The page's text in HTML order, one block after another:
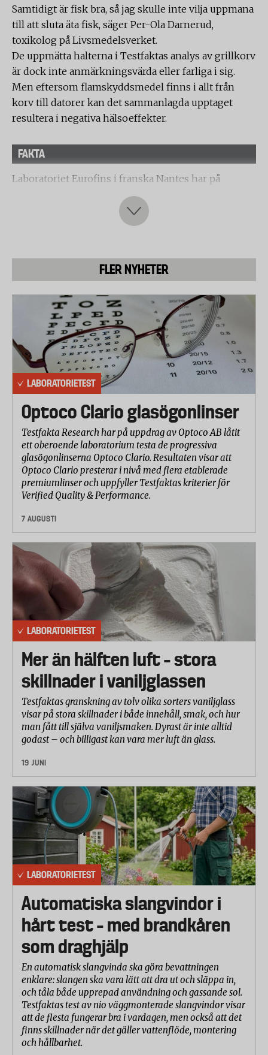
Samtidigt är fisk bra, så jag skulle inte vilja uppmana
till att sluta äta fisk, säger Per-Ola Darnerud,
toxikolog på Livsmedelsverket.
De uppmätta halterna i Testfaktas analys av grillkorv
är dock inte anmärkningsvärda eller farliga i sig.
Men eftersom flamskyddsmedel finns i allt från
korv till datorer kan det sammanlagda upptaget
resultera i negativa hälsoeffekter.
FAKTA
Laboratoriet Eurofins i franska Nantes har på
Testfaktas uppdrag analyserat innehållet i åtta olika
Scan Hot Dog
Hemköp
Enebacken (Lidl)
Lithells
Eldorado
Euroshopper
Syftet med analysen är att visa på skillnader i
näringsvärde, salthalt, bakterieförekomst och
eventuella spårämnen av flamskyddsmedel.
amtliga korvar köptes in i Stockholmsregionen
av varje sort med två olika "bäst-före-datum"
undersöktes. Två paket genomgick en
mikrobiologisk analys medan näringsvärden och
vatten undersöktes på det tredje.
Energiprocenten anger hur mycket av korvens
energi som kommer från fett, protein och
kolhydrater. Livsmedelsverkets rekommendation är
att högst 30 procent av det dagliga energiintaget ska
komma från fett.
akterieförekomsten mäts i enheten CFU (colony-
forming units) som är ett mått på antalet livskraftiga
bakteriekolonier. Änglamarks korv var den enda i
urvalet som visade på anmärkningsvärt höga
Bromerade flamskyddsmedel används för att
försvåra antändningen i alltifrån textilier till möbler
och datorskärmar. Ämnena är fettlösliga, vilket
innebär att levande organismer kan ta upp dem,
vilket är en av orsakerna till att de finns i livsmedel.
Eftersom de är långlivade kan de också
transporteras långa vägar i luft och därmed påträffas
på ställen långt från spridningskällan. Fem typer av
används mest. Det är pentabromdifenyleter,
oktabromdifenyleter, dekabromdifenyleter,
tetrabrombisfenol och hexabromcyklododekan. I
Testfaktas analys påvisades spår av tetra- och
pentabromdifenyleter i samtliga grillkorvsfabrikat.
Pentabromdifenyleter är klassificerad som
miljöfarligt och hälsoskadligt.
et finns risk för allvarliga hälsoskador vid långvarig
exponering genom hudkontakt och förtäring och
kan skada barn under spädbarnsperioden.
FLER NYHETER
LABORATORIETEST
Optoco Clario glasögonlinser
Testfakta Research har på uppdrag av Optoco AB låtit
ett oberoende laboratorium testa de progressiva
glasögonlinserna Optoco Clario. Resultaten visar att
Optoco Clario presterar i nivå med flera etablerade
premiumlinser och uppfyller Testfaktas kriterier för
Verified Quality & Performance.
7 AUGUSTI
LABORATORIETEST
Mer än hälften luft – stora
skillnader i vaniljglassen
Testfaktas granskning av tolv olika sorters vaniljglass
visar på stora skillnader i både innehåll, smak, och hur
man fått till själva vaniljsmaken. Dyrast är inte alltid
godast – och billigast kan vara mer luft än glass.
19 JUNI
LABORATORIETEST
Automatiska slangvindor i
hårt test – med brandkåren
som draghjälp
En automatisk slangvinda ska göra bevattningen
enklare: slangen ska vara lätt att dra ut och släppa in,
och tåla både upprepad användning och gassande sol.
Testfaktas test av nio väggmonterade slangvindor visar
att de flesta fungerar bra i vardagen, men också att det
finns skillnader när det gäller vattenflöde, montering
och hållbarhet.